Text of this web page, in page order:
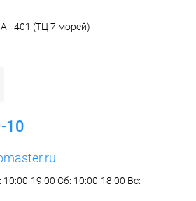
- 401 (ТЦ 7 морей)
10
19:00 Сб: 10:00-18:00 Вс: